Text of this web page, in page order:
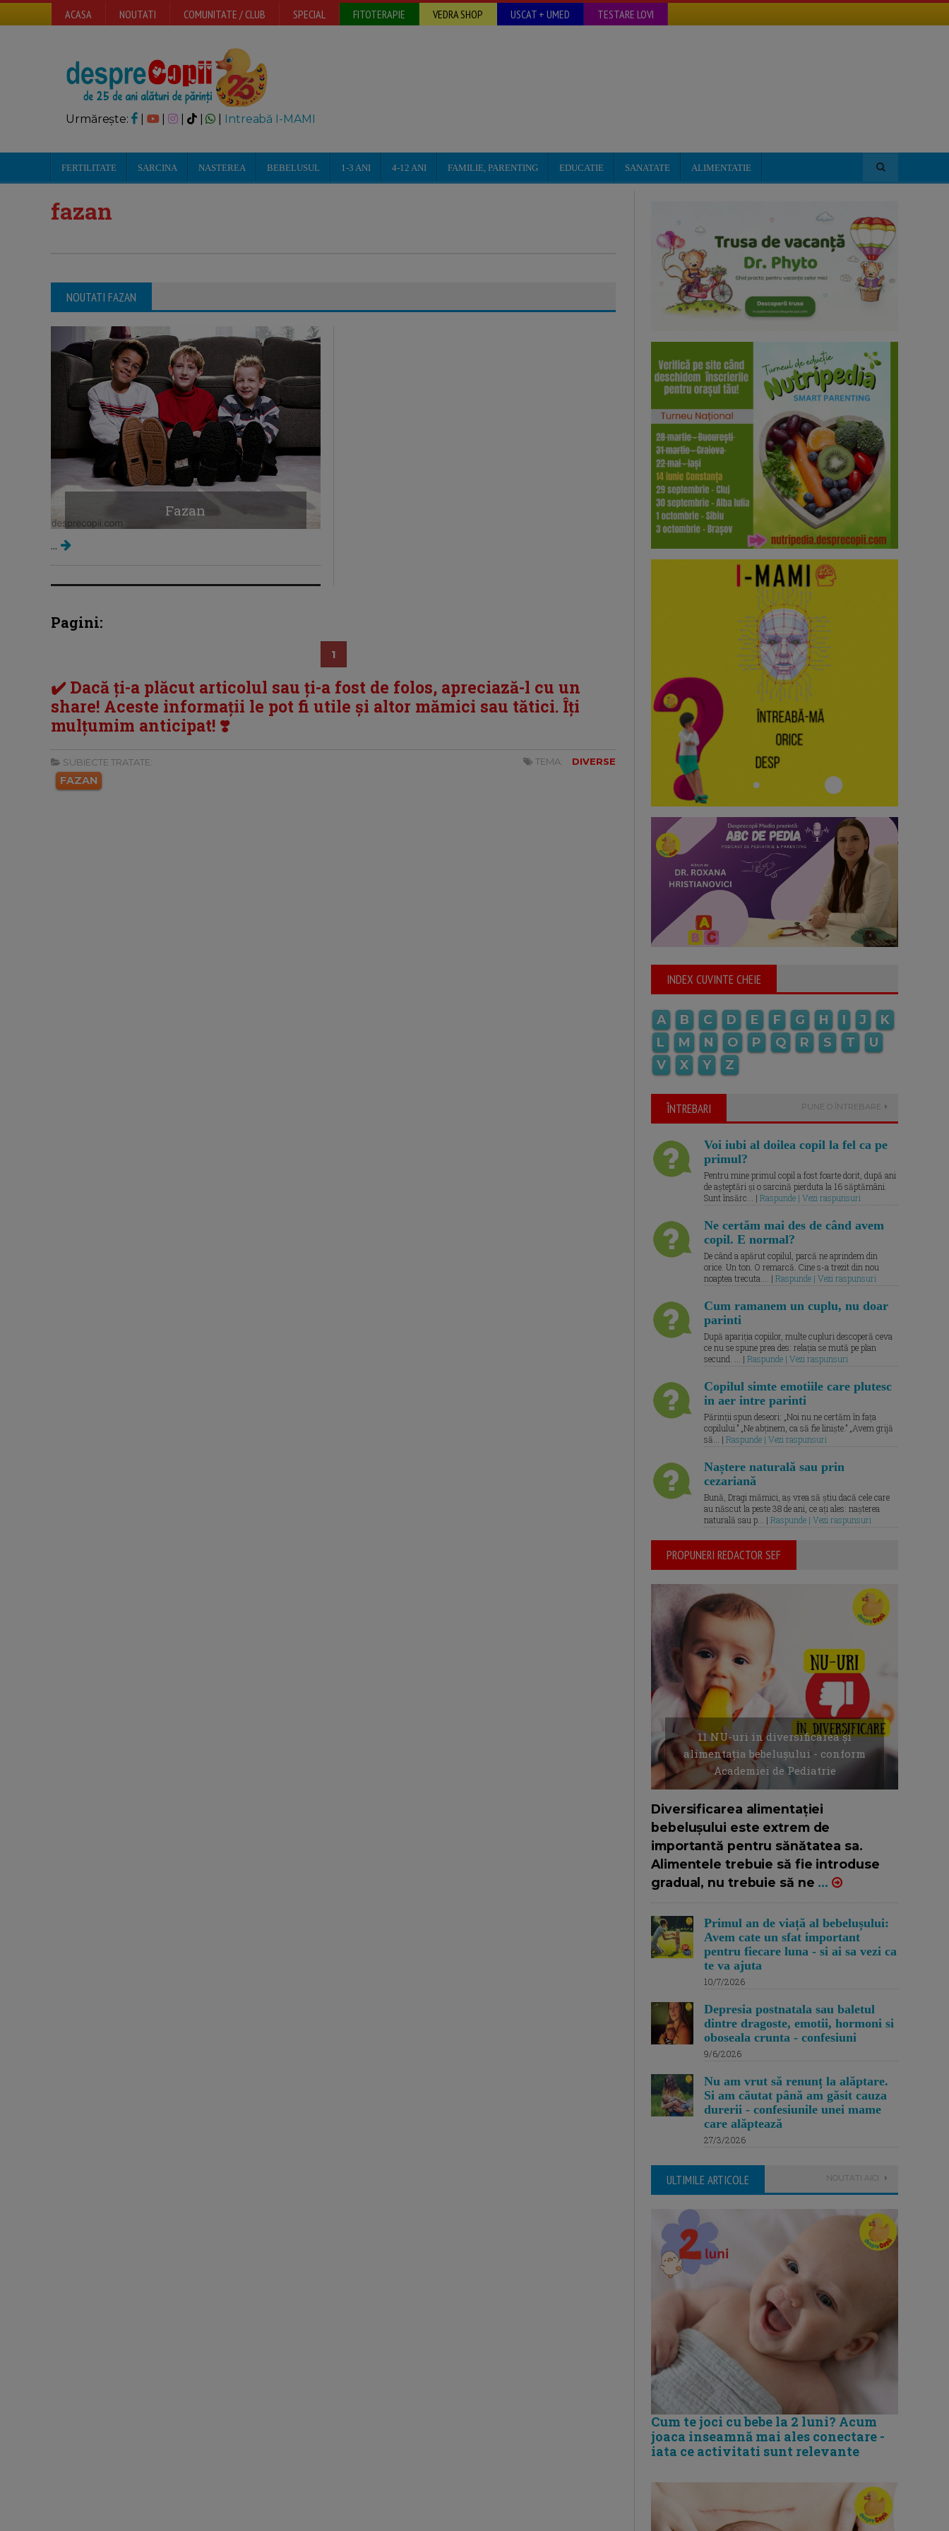
ACASA NOUTATI COMUNITATE / CLUB SPECIAL FITOTERAPIE VEDRA SHOP USCAT + UMED TESTARE LOVI
Urmărește: | | Intreabă I-MAMI
FERTILITATE SARCINA NASTEREA BEBELUSUL 1-3 ANI 4-12 ANI FAMILIE, PARENTING EDUCATIE SANATATE ALIMENTATIE
fazan
NOUTATI FAZAN
Fazan
...
Pagini:
1
✔️ Dacă ți-a plăcut articolul sau ți-a fost de folos, apreciază-l cu un
share! Aceste informații le pot fi utile și altor mămici sau tătici. Îți
mulțumim anticipat! ❣️
SUBIECTE TRATATE:
FAZAN
TEMA: DIVERSE
INDEX CUVINTE CHEIE
A B C D E F G H I J
K
L
M N O P Q R S T
U
V
X Y Z
ÎNTREBARI PUNE O ÎNTREBARE
Voi iubi al doilea copil la fel ca pe
primul?
Pentru mine primul copil a fost foarte dorit, după ani
de așteptări și o sarcină pierduta la 16 săptămâni.
Sunt însărc... | Raspunde | Vezi raspunsuri
Ne certăm mai des de când avem
copil. E normal?
De când a apărut copilul, parcă ne aprindem din
orice. Un ton. O remarcă. Cine s-a trezit din nou
noaptea trecuta.... | Raspunde | Vezi raspunsuri
Cum ramanem un cuplu, nu doar
parinti
După apariția copiilor, multe cupluri descoperă ceva
ce nu se spune prea des: relația se mută pe plan
secund. ... | Raspunde | Vezi raspunsuri
Copilul simte emotiile care plutesc
in aer intre parinti
Părinții spun deseori: „Noi nu ne certăm în fața
copilului.” „Ne abținem, ca să fie liniște.” „Avem grijă
să... | Raspunde | Vezi raspunsuri
Naștere naturală sau prin
cezariană
Bună, Dragi mămici, aș vrea să știu dacă cele care
au născut la peste 38 de ani, ce ați ales: nașterea
naturală sau p... | Raspunde | Vezi raspunsuri
PROPUNERI REDACTOR SEF
11 NU-uri in diversificarea și
alimentația bebelușului - conform
Academiei de Pediatrie
Diversificarea alimentației
bebelușului este extrem de
importantă pentru sănătatea sa.
Alimentele trebuie să fie introduse
gradual, nu trebuie să ne ...
Primul an de viață al bebelușului:
Avem cate un sfat important
pentru fiecare luna - si ai sa vezi ca
te va ajuta
10/7/2026
Depresia postnatala sau baletul
dintre dragoste, emotii, hormoni si
oboseala crunta - confesiuni
9/6/2026
Nu am vrut să renunț la alăptare.
Si am căutat până am găsit cauza
durerii - confesiunile unei mame
care alăptează
27/3/2026
ULTIMILE ARTICOLE NOUTATI AICI
Cum te joci cu bebe la 2 luni? Acum
joaca inseamnă mai ales conectare -
iata ce activitati sunt relevante